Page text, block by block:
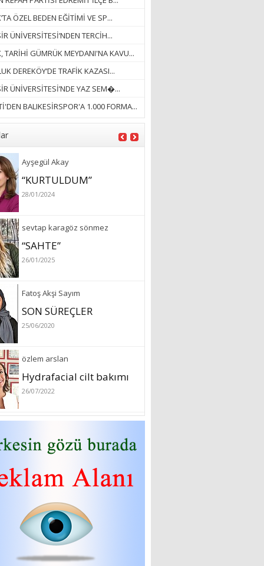
ÖZEL BEDEN EĞİTİMİ VE SP...
ÜNİVERSİTESİ’NDEN TERCİH...
TARİHİ GÜMRÜK MEYDANI'NA KAVU...
DEREKÖY’DE TRAFİK KAZASI...
ÜNİVERSİTESİ’NDE YAZ SEM�...
BALIKESİRSPOR'A 1.000 FORMA...
ÖZLERKEN…”
Fatma Aker
“Ne çok şey oldu
28/01/2024
“AKIL GÖZÜ”
Ayşegül Akay
“KURTULDUM”
28/01/2024
sevtap karagöz sönmez
“SAHTE”
26/01/2025
Fatoş Akşi Sayım
SON SÜREÇLER
25/06/2020
özlem arslan
Hydrafacial cilt bakımı
26/07/2022
Sibel Atam
“18 Mart Çanakkale
Zaferi” Denildiğinde Ne
Anlıyoruz?
18/03/2024
Aleyna Gürsoy
“GELİŞ VE GİDİŞLERİN
ARASINDA...”
07/04/2026
Fatma Zehra Köseley